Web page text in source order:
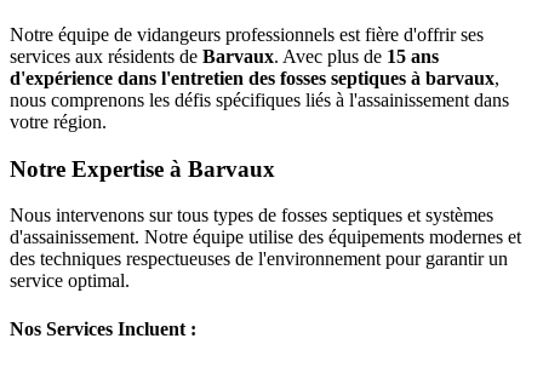
Notre équipe de vidangeurs professionnels est fière d'offrir ses
services aux résidents de Barvaux. Avec plus de 15 ans
d'expérience dans l'entretien des fosses septiques à barvaux,
nous comprenons les défis spécifiques liés à l'assainissement dans
votre région.
Notre Expertise à Barvaux
Nous intervenons sur tous types de fosses septiques et systèmes
d'assainissement. Notre équipe utilise des équipements modernes et
des techniques respectueuses de l'environnement pour garantir un
service optimal.
Nos Services Incluent :